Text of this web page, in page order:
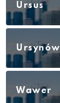
Ursus
Ursynów
Wawer